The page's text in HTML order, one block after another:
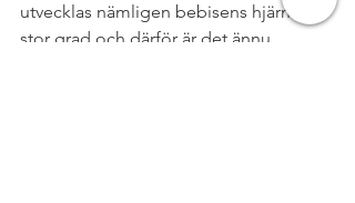
utvecklas nämligen bebisens hjärna i
stor grad och därför är det ännu